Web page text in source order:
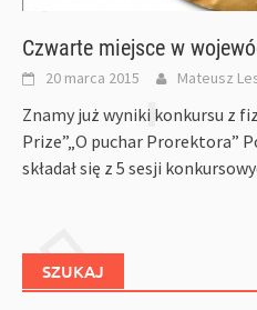
Czwarte miejsce w
20 marca 2015 Mateusz
Znamy już wyniki konkursu z
Prize”„O puchar Prorektora”
składał się z 5 sesji
SZUKAJ